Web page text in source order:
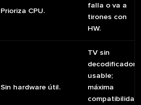
Prioriza CPU.
falla o va a
tirones con
HW.
Sin hardware útil.
TV sin
decodificador
usable;
máxima
compatibilidad